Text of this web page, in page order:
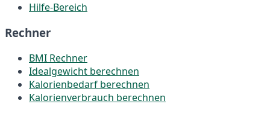
Hilfe-Bereich
Rechner
BMI Rechner
Idealgewicht berechnen
Kalorienbedarf berechnen
Kalorienverbrauch berechnen